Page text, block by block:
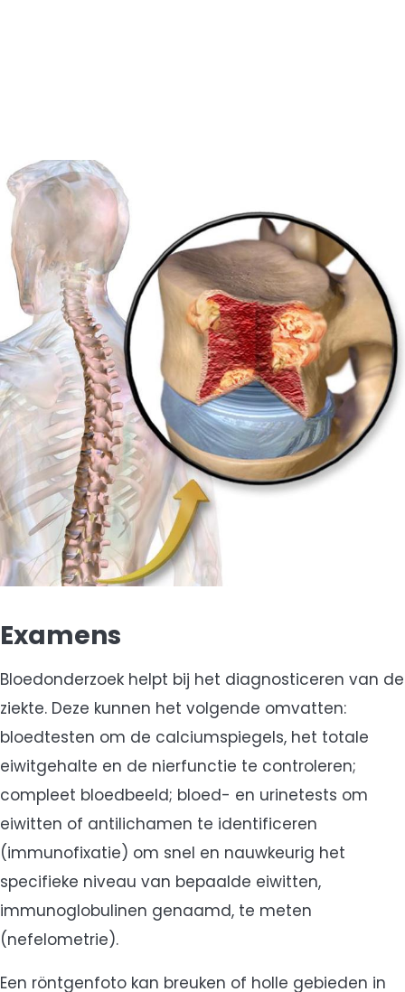
Examens
Bloedonderzoek helpt bij het diagnosticeren van de
ziekte. Deze kunnen het volgende omvatten:
bloedtesten om de calciumspiegels, het totale
eiwitgehalte en de nierfunctie te controleren;
compleet bloedbeeld; bloed- en urinetests om
eiwitten of antilichamen te identificeren
(immunofixatie) om snel en nauwkeurig het
specifieke niveau van bepaalde eiwitten,
immunoglobulinen genaamd, te meten
(nefelometrie).
Een röntgenfoto kan breuken of holle gebieden in